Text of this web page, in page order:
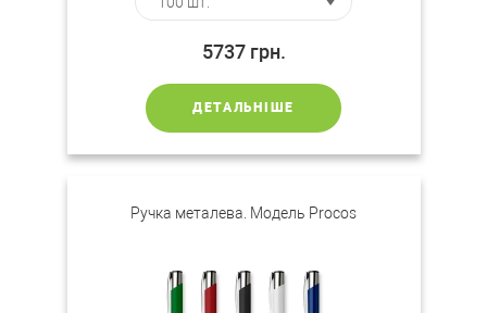
5737 грн.
ДЕТАЛЬНІШЕ
Ручка металева. Модель Procos